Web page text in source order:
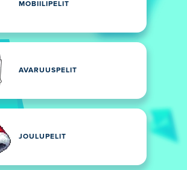
MOBIILIPELIT
AVARUUSPELIT
JOULUPELIT